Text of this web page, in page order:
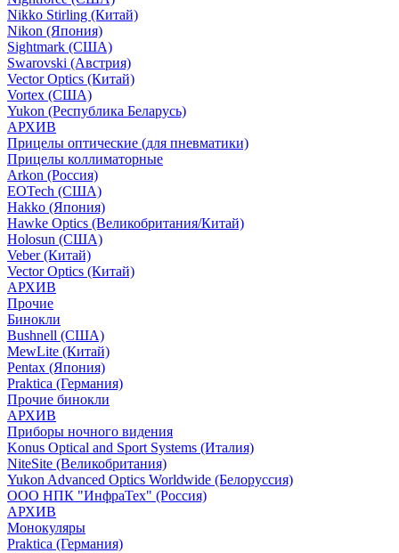
Nikko Stirling (Китай)
Nikon (Япония)
Sightmark (США)
Swarovski (Австрия)
Vector Optics (Китай)
Vortex (США)
Yukon (Республика Беларусь)
АРХИВ
Прицелы оптические (для пневматики)
Прицелы коллиматорные
Arkon (Россия)
EOTech (США)
Hakko (Япония)
Hawke Optics (Великобритания/Китай)
Holosun (США)
Veber (Китай)
Vector Optics (Китай)
АРХИВ
Прочие
Бинокли
Bushnell (США)
MewLite (Китай)
Pentax (Япония)
Praktica (Германия)
Прочие бинокли
АРХИВ
Приборы ночного видения
Konus Optical and Sport Systems (Италия)
NiteSite (Великобритания)
Yukon Advanced Optics Worldwide (Белоруссия)
ООО НПК "ИнфраТех" (Россия)
АРХИВ
Монокуляры
Praktica (Германия)